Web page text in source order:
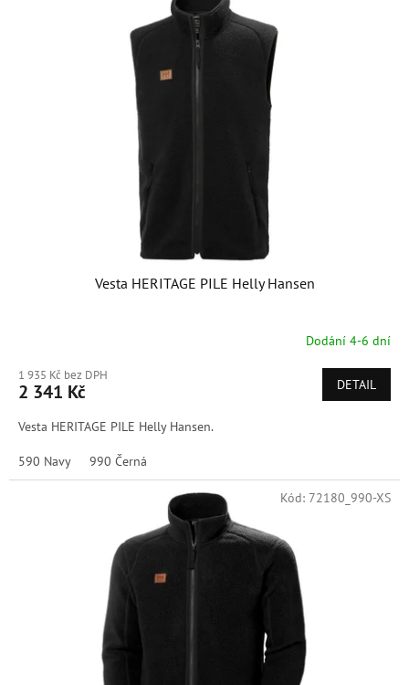
Vesta HERITAGE PILE Helly Hansen
Dodání 4-6 dní
1 935 Kč bez DPH
2 341 Kč DETAIL
Vesta HERITAGE PILE Helly Hansen.
590 Navy 990 Černá
Kód: 72180_990-XS